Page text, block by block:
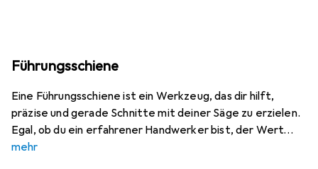
Führungsschiene
Eine Führungsschiene ist ein Werkzeug, das dir hilft,
präzise und gerade Schnitte mit deiner Säge zu erzielen.
Egal, ob du ein erfahrener Handwerker bist, der Wert
mehr